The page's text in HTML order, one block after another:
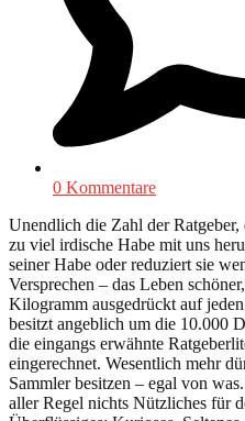
0 Kommentare
Unendlich die Zahl der
zu viel irdische Habe mit uns
seiner Habe oder reduziert sie
Versprechen – das Leben
Kilogramm ausgedrückt auf
besitzt angeblich um die 10.000
die eingangs erwähnte
eingerechnet. Wesentlich mehr
Sammler besitzen – egal von
aller Regel nichts Nützliches für